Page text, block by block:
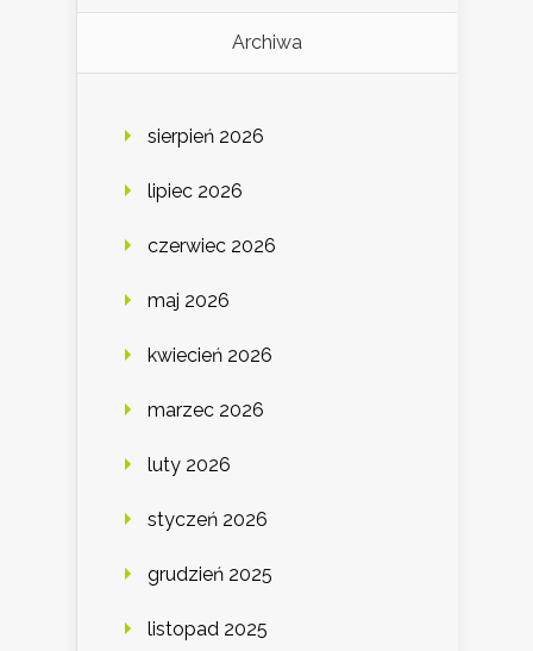
Archiwa
sierpień 2026
lipiec 2026
czerwiec 2026
maj 2026
kwiecień 2026
marzec 2026
luty 2026
styczeń 2026
grudzień 2025
listopad 2025